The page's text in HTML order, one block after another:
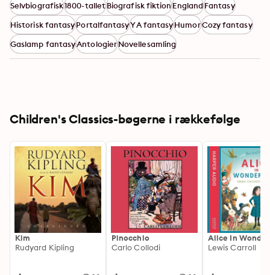
Selvbiografisk1800-talletBiografisk fiktionEnglandFantasy
Historisk fantasyPortalfantasyYA fantasyHumorCozy fantasy
Gaslamp fantasyAntologierNovellesamling
Children's Classics-bøgerne i rækkefølge
Kim
Rudyard Kipling
Pinocchio
Carlo Collodi
Alice In
Lewis Carroll